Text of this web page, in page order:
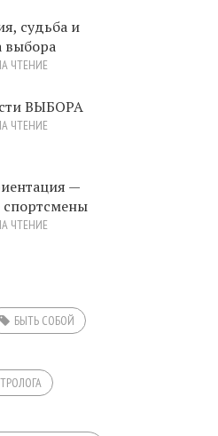
судьба и
выбора
ЧТЕНИЕ
ВЫБОРА
ЧТЕНИЕ
—
ЧТЕНИЕ
БЫТЬ СОБОЙ